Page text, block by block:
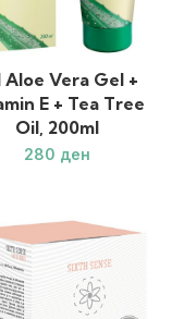
Aloe Vera Gel +
E + Tea Tree
Oil, 200ml
ден